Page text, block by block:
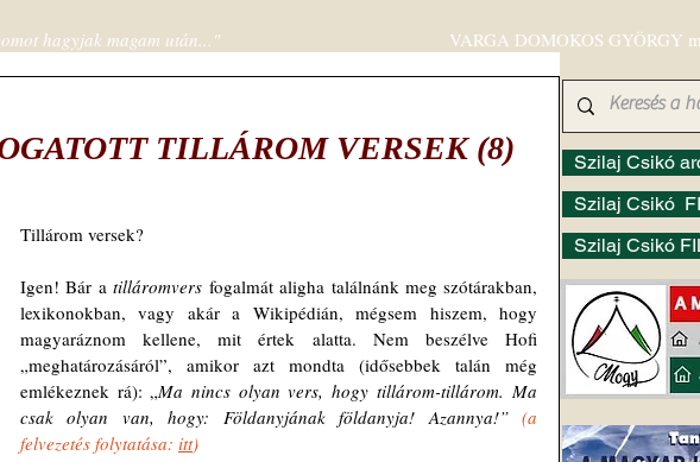
TILLÁROM VERSEK (8)
Tillárom versek?
Igen! Bár a tilláromvers fogalmát aligha találnánk meg szótárakban,
lexikonokban, vagy akár a Wikipédián, mégsem hiszem, hogy
magyaráznom kellene, mit értek alatta. Nem beszélve Hofi
„meghatározásáról”, amikor azt mondta (idősebbek talán még
emlékeznek rá): „Ma nincs olyan vers, hogy tillárom-tillárom. Ma
csak olyan van, hogy: Földanyjának földanyja! Azannya!” (a
felvezetés folytatása: itt)
Szilaj Csikó
Szilaj Csikó
Szilaj Csikó
hagyjak magam után..." VARGA DOMOKOS GYÖRGY